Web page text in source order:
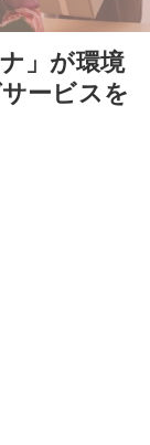
」が環境
ービスを